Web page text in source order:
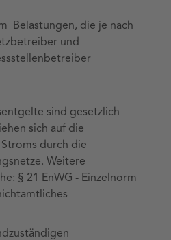
Belastungen, die je nach
und
sind gesetzlich
sich auf die
durch die
Weitere
§ 21 EnWG - Einzelnorm